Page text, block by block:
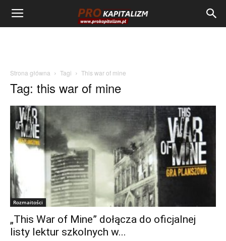
Strona główna Tagi This war of mine
Tag: this war of mine
Rozmaitości
„This War of Mine” dołącza do oficjalnej
listy lektur szkolnych w...